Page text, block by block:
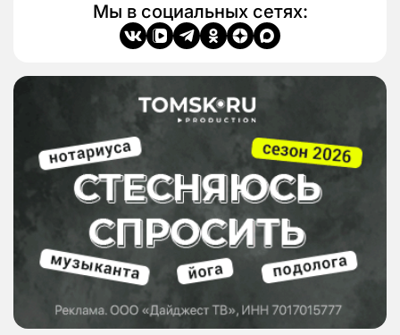
Мы в социальных сетях: